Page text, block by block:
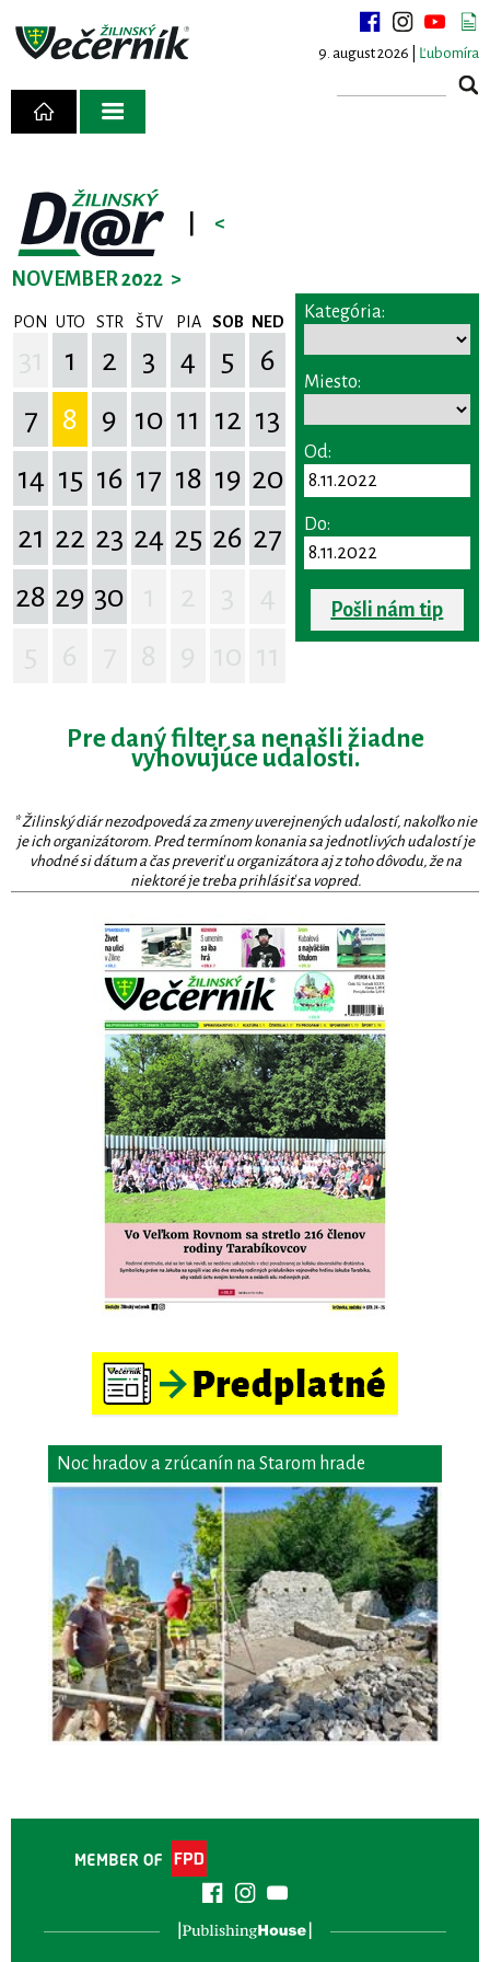
9. august 2026 | Ľubomíra
<
NOVEMBER 2022 >
PON UTO STR ŠTV PIA SOB NED
1 2 3 4 5
6
7
8 9 10 11 12 13
14 15 16 17 18 19 20
21 22 23 24 25 26 27
28 29 30
Kategória:
Miesto:
Od:
Do:
Pošli nám tip
Pre daný filter sa nenašli žiadne
vyhovujúce udalosti.
* Žilinský diár nezodpovedá za zmeny uverejnených udalostí, nakoľko nie
je ich organizátorom. Pred termínom konania sa jednotlivých udalostí je
vhodné si dátum a čas preveriť u organizátora aj z toho dôvodu, že na
niektoré je treba prihlásiť sa vopred.
Noc hradov a zrúcanín na Starom hrade